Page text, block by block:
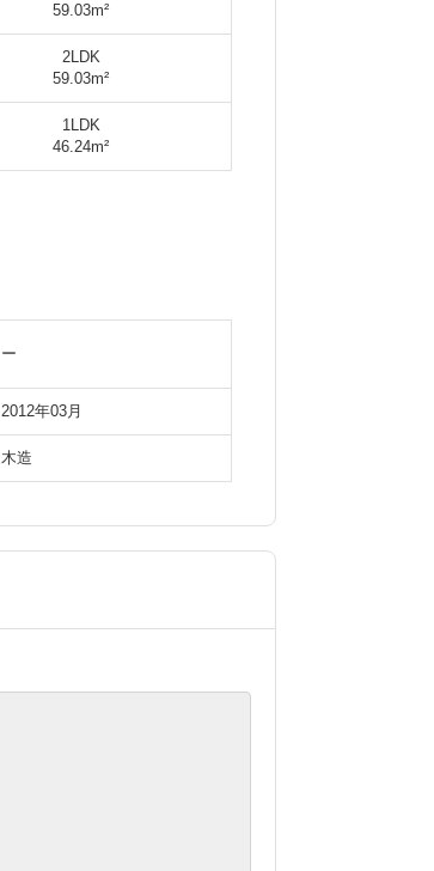
59.03m²
2LDK
59.03m²
1LDK
46.24m²
ー
2012年03月
木造